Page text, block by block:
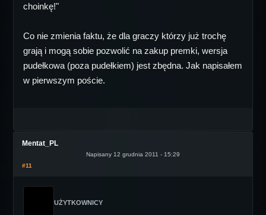
choinkę!"
Co nie zmienia faktu, że dla graczy którzy już trochę
grają i mogą sobie pozwolić na zakup premki, wersja
pudełkowa (poza pudełkiem) jest zbędna. Jak napisałem
w pierwszym poście.
Mentat_PL
Napisany 12 grudnia 2011 - 15:29
#11
UŻYTKOWNICY